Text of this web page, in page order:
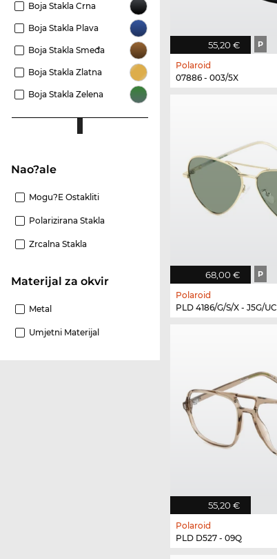
Boja Stakla Crna
Boja Stakla Plava
Boja Stakla Smeđa
Boja Stakla Zlatna
Boja Stakla Zelena
Nao?ale
Mogu?e Ostakliti
Polarizirana Stakla
Zrcalna Stakla
materijal za okvir
Metal
Umjetni Materijal
55,20 € P
Polaroid
07886 - 003/5X
68,00 € P
Polaroid
PLD 4186/G/S/X - J5G/UC
55,20 €
Polaroid
PLD D527 - 09Q